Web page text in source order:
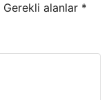
Gerekli alanlar *